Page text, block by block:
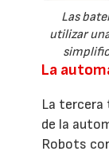
Las
utilizar
La
La tercera
de la
Robots